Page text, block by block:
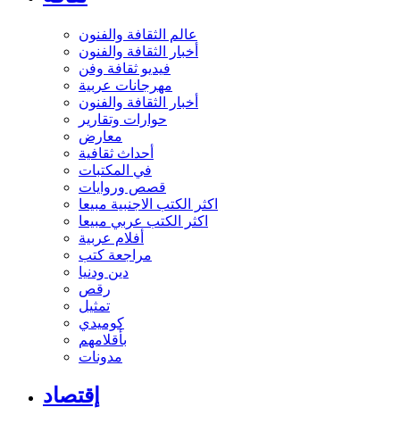
عالم الثقافة والفنون
أخبار الثقافة والفنون
فيديو ثقافة وفن
مهرجانات عربية
أخبار الثقافة والفنون
حوارات وتقارير
معارض
أحداث ثقافية
في المكتبات
قصص وروايات
اكثر الكتب الاجنبية مبيعا
اكثر الكتب عربي مبيعا
أفلام عربية
مراجعة كتب
دين ودنيا
رقص
تمثيل
كوميدي
بأقلامهم
مدونات
إقتصاد